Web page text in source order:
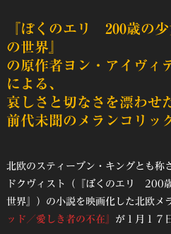
『ぼくのエリ 200歳の
の世界』
の原作者ヨン・アイヴィ
による、
哀しさと切なさを漂わせ
前代未聞のメランコリッ
北欧のスティーブン・キングとも称
ドクヴィスト（『ぼくのエリ 200
世界』）の小説を映画化した北欧メ
ッド／愛しき者の不在』 が１月１７